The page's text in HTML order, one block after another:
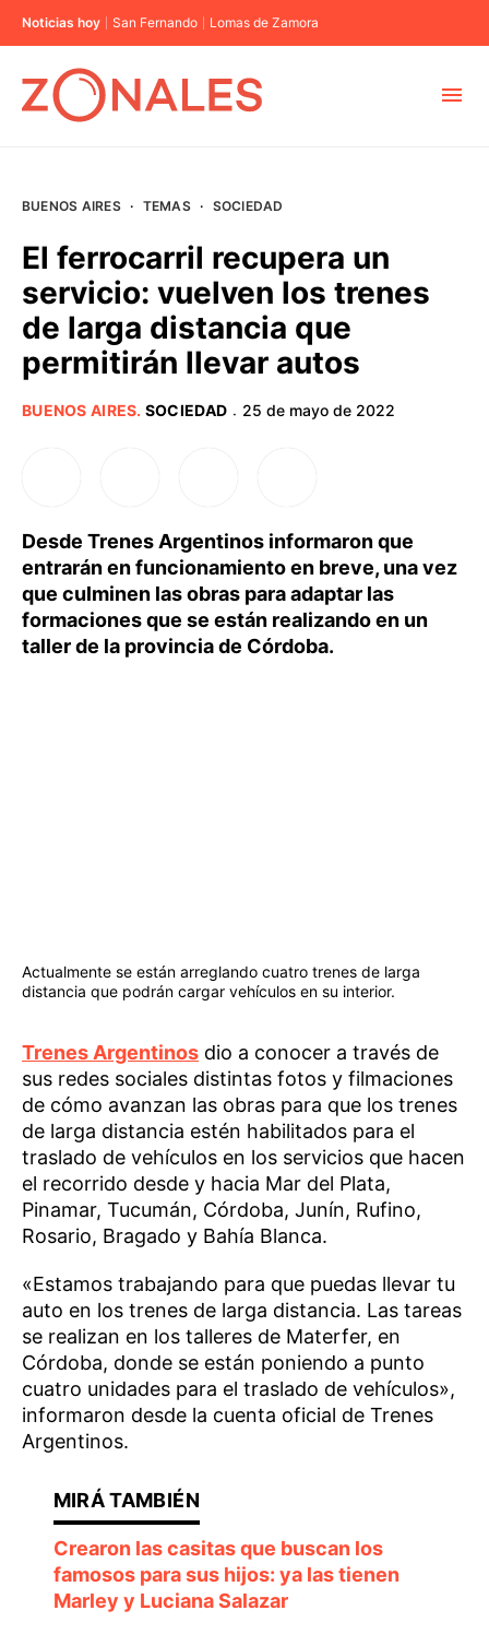
Noticias hoy San Fernando Lomas de Zamora
BUENOS AIRES
PROVINCIAS
BUENOS AIRES · TEMAS · SOCIEDAD
El ferrocarril recupera un
servicio: vuelven los trenes
de larga distancia que
permitirán llevar autos
BUENOS AIRES. SOCIEDAD · 25 de mayo de 2022
Desde Trenes Argentinos informaron que
entrarán en funcionamiento en breve, una vez
que culminen las obras para adaptar las
formaciones que se están realizando en un
taller de la provincia de Córdoba.
Actualmente se están arreglando cuatro trenes de larga
distancia que podrán cargar vehículos en su interior.
Trenes Argentinos dio a conocer a través de
sus redes sociales distintas fotos y filmaciones
de cómo avanzan las obras para que los trenes
de larga distancia estén habilitados para el
traslado de vehículos en los servicios que hacen
el recorrido desde y hacia Mar del Plata,
Pinamar, Tucumán, Córdoba, Junín, Rufino,
Rosario, Bragado y Bahía Blanca.
«Estamos trabajando para que puedas llevar tu
auto en los trenes de larga distancia. Las tareas
se realizan en los talleres de Materfer, en
Córdoba, donde se están poniendo a punto
cuatro unidades para el traslado de vehículos»,
informaron desde la cuenta oficial de Trenes
Argentinos.
Crearon las casitas que buscan los
famosos para sus hijos: ya las tienen
Marley y Luciana Salazar